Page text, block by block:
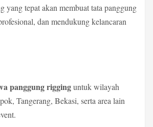
yang tepat akan membuat tata panggung
dan mendukung kelancaran
panggung rigginguntuk wilayah
Tangerang, Bekasi, serta area lain